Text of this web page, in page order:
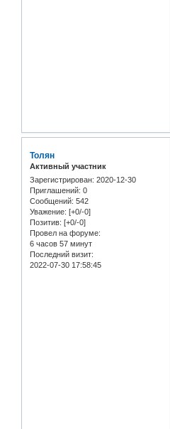
Толян
Активный участник
Зарегистрирован: 2020-12-30
Приглашений: 0
Сообщений: 542
Уважение: [+0/-0]
Позитив: [+0/-0]
Провел на форуме:
6 часов 57 минут
Последний визит:
2022-07-30 17:58:45